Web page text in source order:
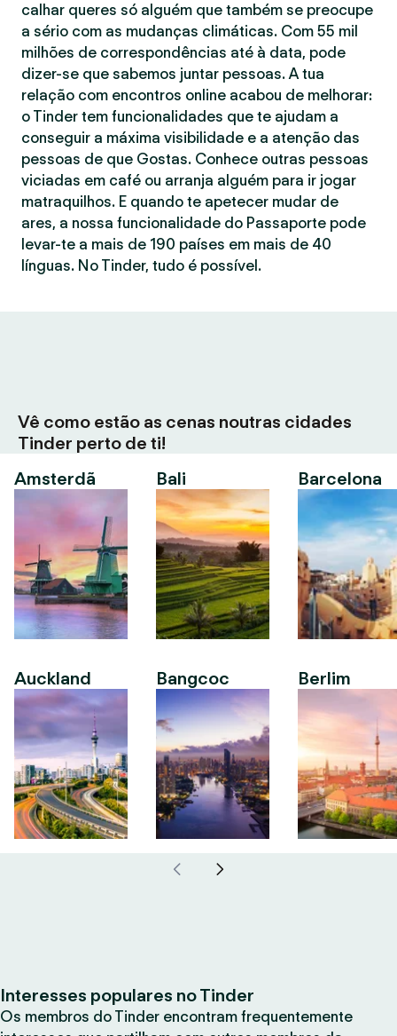
calhar queres só alguém que também se preocupe
a sério com as mudanças climáticas. Com 55 mil
milhões de correspondências até à data, pode
dizer-se que sabemos juntar pessoas. A tua
relação com encontros online acabou de melhorar:
o Tinder tem funcionalidades que te ajudam a
conseguir a máxima visibilidade e a atenção das
pessoas de que Gostas. Conhece outras pessoas
viciadas em café ou arranja alguém para ir jogar
matraquilhos. E quando te apetecer mudar de
ares, a nossa funcionalidade do Passaporte pode
levar-te a mais de 190 países em mais de 40
línguas. No Tinder, tudo é possível.
Vê como estão as cenas noutras cidades
Tinder perto de ti!
Amsterdã
Auckland
Bali
Bangcoc
Barcelona
Berlim
Interesses populares no Tinder
Os membros do Tinder encontram frequentemente